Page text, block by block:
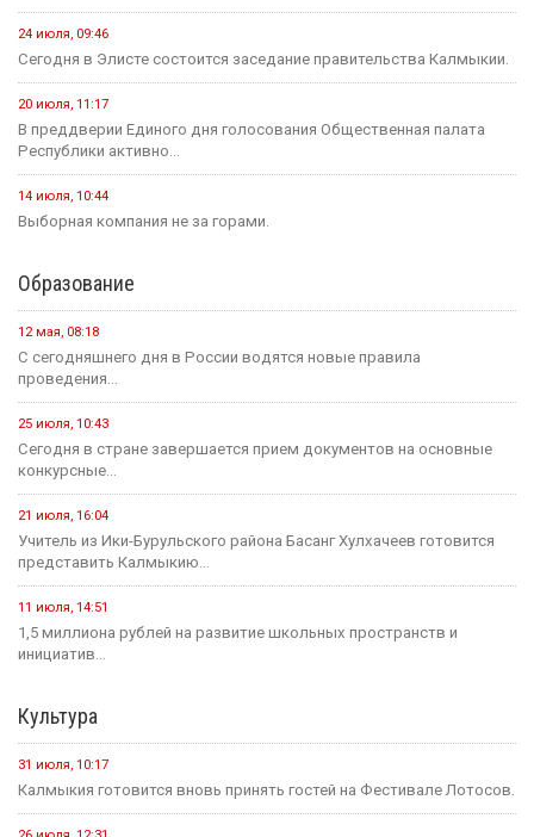
24 июля, 09:46
Сегодня в Элисте состоится заседание правительства Калмыкии.
20 июля, 11:17
В преддверии Единого дня голосования Общественная палата
Республики активно...
14 июля, 10:44
Выборная компания не за горами.
Образование
12 мая, 08:18
С сегодняшнего дня в России водятся новые правила
проведения...
25 июля, 10:43
Сегодня в стране завершается прием документов на основные
конкурсные...
21 июля, 16:04
Учитель из Ики-Бурульского района Басанг Хулхачеев готовится
представить Калмыкию...
11 июля, 14:51
1,5 миллиона рублей на развитие школьных пространств и
инициатив...
Культура
31 июля, 10:17
Калмыкия готовится вновь принять гостей на Фестивале Лотосов.